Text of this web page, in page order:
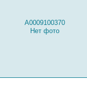
A0009100370
Нет фото